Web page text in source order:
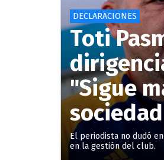
DECLARACIONES
Toti
"Sigue
El periodista no dudó
en la gestión del club.